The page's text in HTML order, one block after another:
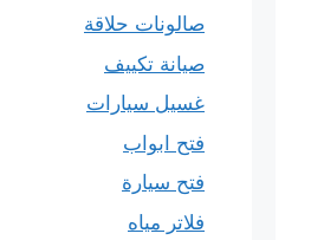
صالونات حلاقة
صيانة تكييف
غسيل سيارات
فتح ابواب
فتح سيارة
فلاتر مياه